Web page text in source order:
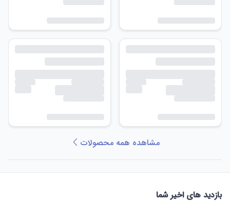
مشاهده همه محصولات
بازدید های اخیر شما